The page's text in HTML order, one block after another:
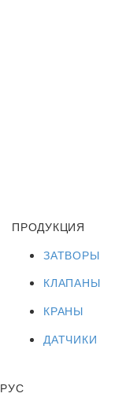
ПРОДУКЦИЯ
ЗАТВОРЫ
КЛАПАНЫ
КРАНЫ
ДАТЧИКИ